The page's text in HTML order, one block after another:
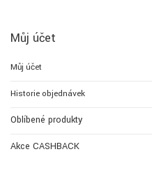
Můj účet
Můj účet
Historie objednávek
Oblíbené produkty
Akce CASHBACK